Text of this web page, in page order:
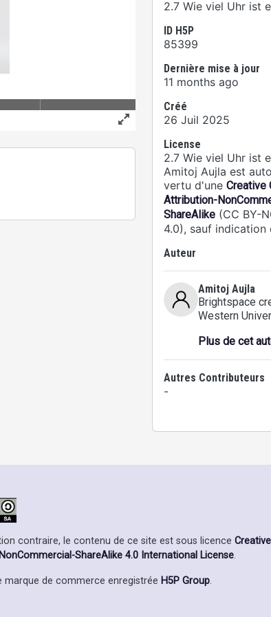
2.7 Wie viel Uhr ist
ID H5P
85399
Dernière mise à jour
11 months ago
Créé
26 Juil 2025
License
2.7 Wie viel Uhr ist
Amitoj Aujla est
vertu d'une Creative
Attribution-
ShareAlike (CC BY-
4.0), sauf indication
Auteur
Amitoj Aujla
Brightspace
Western
Plus de cet
Autres Contributeurs
-
contraire, le contenu de ce site est sous licence
ShareAlike 4.0 International License.
marque de commerce enregistrée H5P Group.